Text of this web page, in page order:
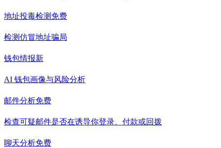
地址投毒检测 免费
检测仿冒地址骗局
钱包情报新
AI 钱包画像与风险分析
邮件分析免费
检查可疑邮件是否在诱导你登录、付款或回拨
聊天分析免费